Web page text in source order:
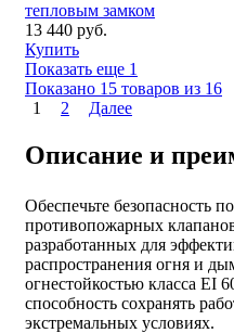
тепловым замком
13 440 руб.
Купить
Показать еще 1
Показано 15 товаров из 16
1
2 Далее
Описание и
Обеспечьте безопасность
противопожарных
разработанных для
распространения огня и
огнестойкостью класса EI
способность сохранять
экстремальных условиях.